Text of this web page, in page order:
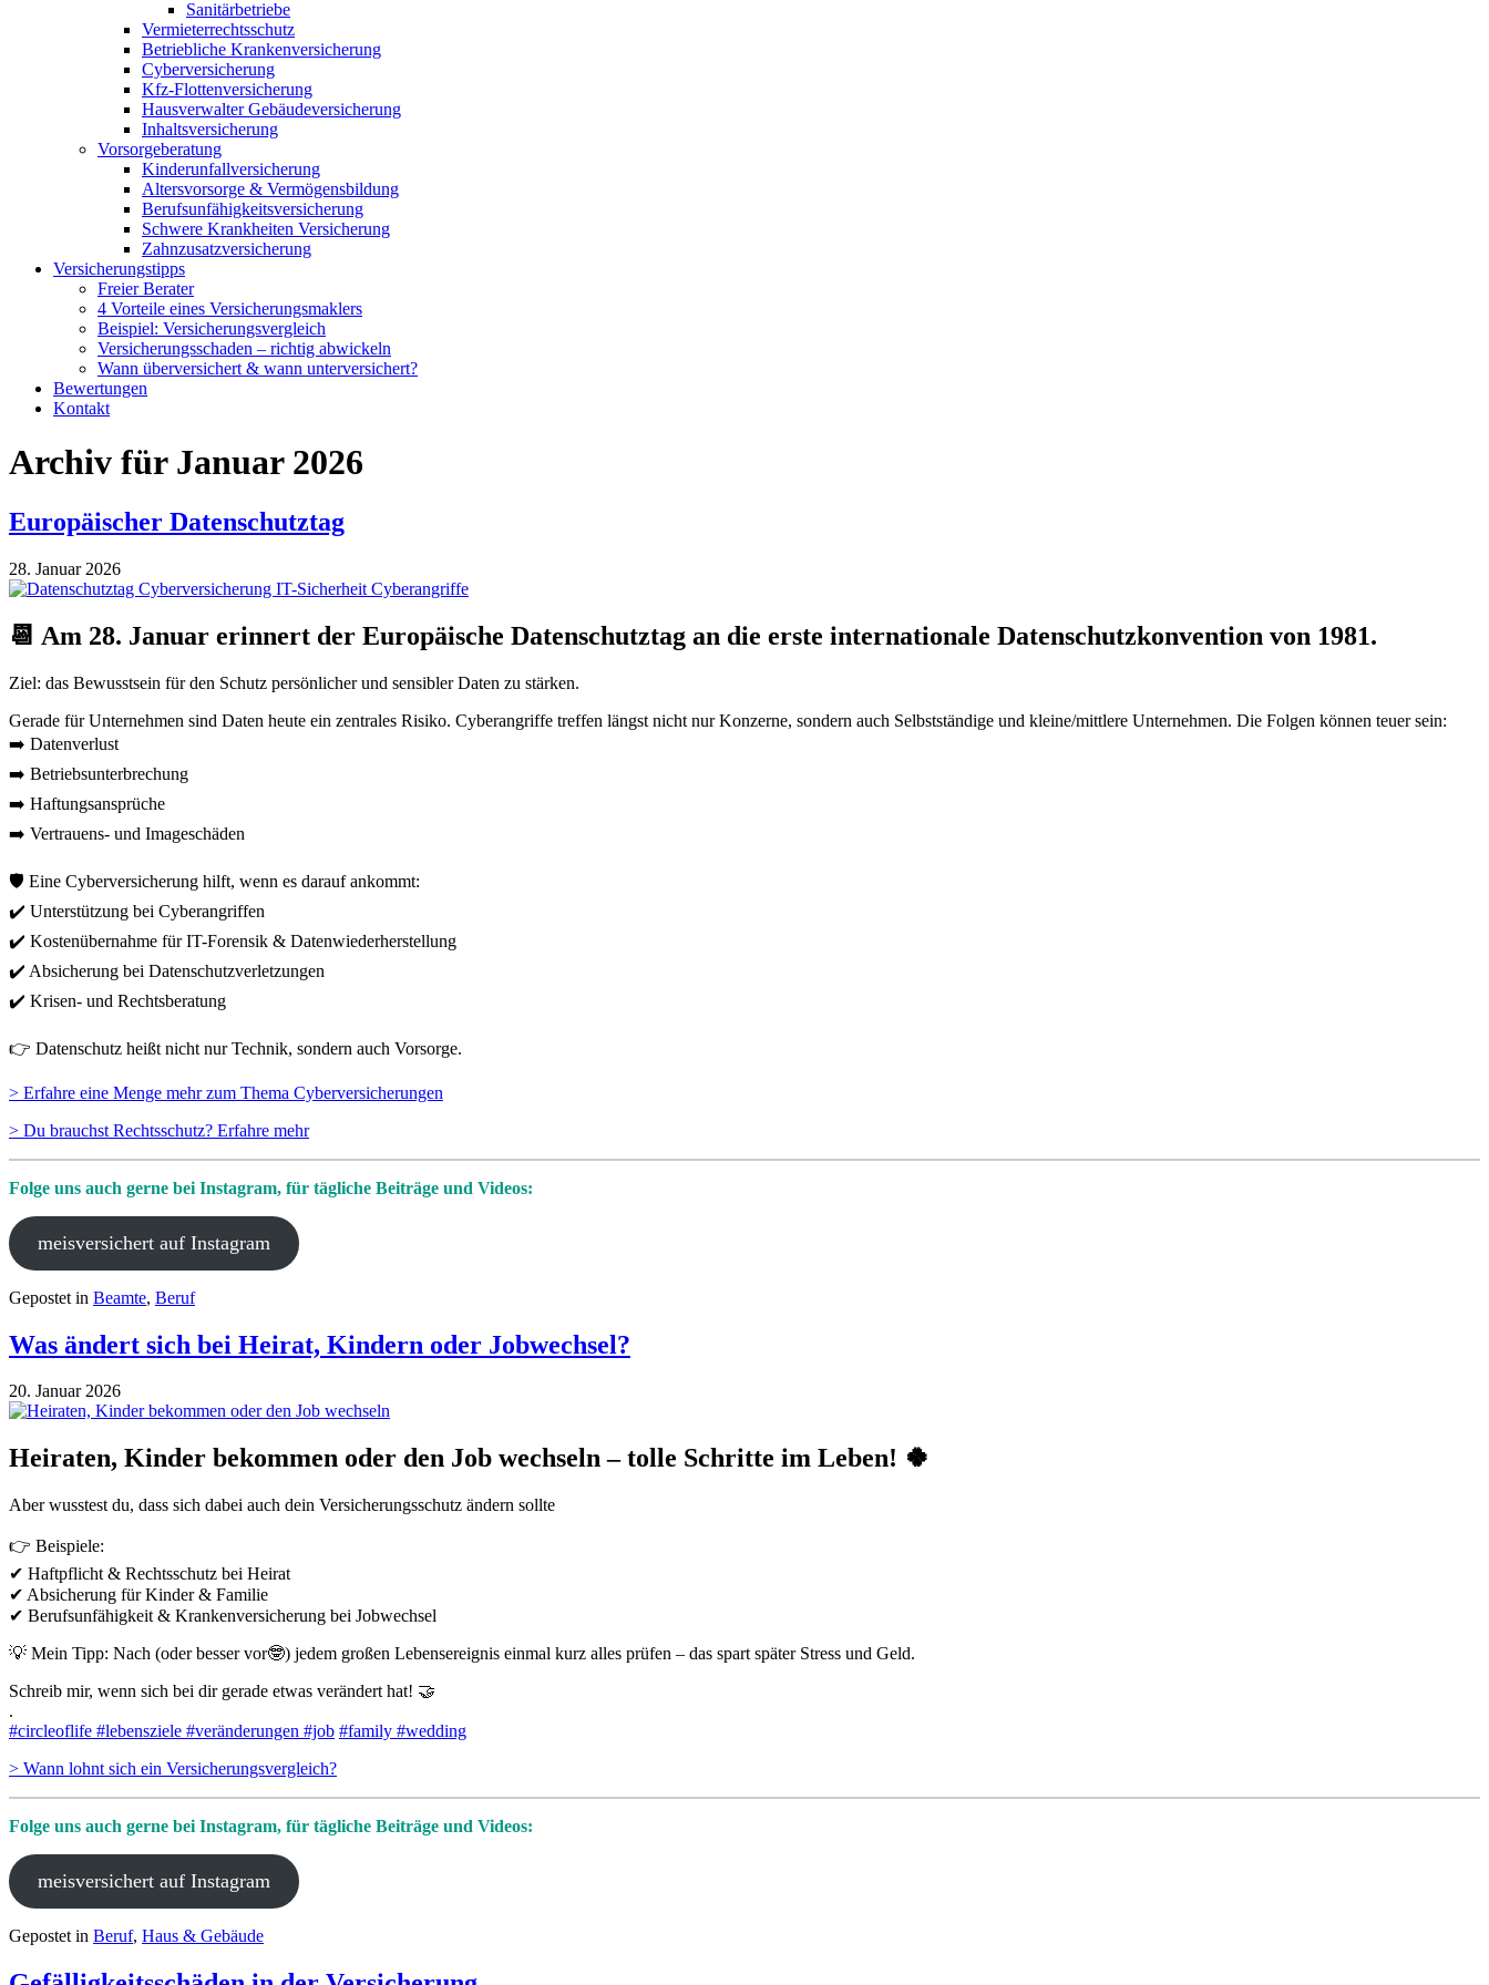
Sanitärbetriebe
Vermieterrechtsschutz
Betriebliche Krankenversicherung
Cyberversicherung
Kfz-Flottenversicherung
Hausverwalter Gebäudeversicherung
Inhaltsversicherung
Vorsorgeberatung
Kinderunfallversicherung
Altersvorsorge & Vermögensbildung
Berufsunfähigkeitsversicherung
Schwere Krankheiten Versicherung
Zahnzusatzversicherung
Versicherungstipps
Freier Berater
4 Vorteile eines Versicherungsmaklers
Beispiel: Versicherungsvergleich
Versicherungsschaden – richtig abwickeln
Wann überversichert & wann unterversichert?
Bewertungen
Kontakt
Archiv für Januar 2026
Europäischer Datenschutztag
28. Januar 2026
📆 Am 28. Januar erinnert der Europäische Datenschutztag an die erste internationale Datenschutzkonvention von 1981.
Ziel: das Bewusstsein für den Schutz persönlicher und sensibler Daten zu stärken.
Gerade für Unternehmen sind Daten heute ein zentrales Risiko. Cyberangriffe treffen längst nicht nur Konzerne, sondern auch Selbstständige und kleine/mittlere Unternehmen. Die Folgen können teuer sein:
➡️ Datenverlust
➡️ Betriebsunterbrechung
➡️ Haftungsansprüche
➡️ Vertrauens- und Imageschäden
🛡️ Eine Cyberversicherung hilft, wenn es darauf ankommt:
✔️ Unterstützung bei Cyberangriffen
✔️ Kostenübernahme für IT-Forensik & Datenwiederherstellung
✔️ Absicherung bei Datenschutzverletzungen
✔️ Krisen- und Rechtsberatung
👉 Datenschutz heißt nicht nur Technik, sondern auch Vorsorge.
> Erfahre eine Menge mehr zum Thema Cyberversicherungen
> Du brauchst Rechtsschutz? Erfahre mehr
Folge uns auch gerne bei Instagram, für tägliche Beiträge und Videos:
meisversichert auf Instagram
Gepostet in Beamte, Beruf
Was ändert sich bei Heirat, Kindern oder Jobwechsel?
20. Januar 2026
Heiraten, Kinder bekommen oder den Job wechseln – tolle Schritte im Leben! 🍀
Aber wusstest du, dass sich dabei auch dein Versicherungsschutz ändern sollte
👉 Beispiele:
✔ Haftpflicht & Rechtsschutz bei Heirat
✔ Absicherung für Kinder & Familie
✔ Berufsunfähigkeit & Krankenversicherung bei Jobwechsel
💡 Mein Tipp: Nach (oder besser vor🤓) jedem großen Lebensereignis einmal kurz alles prüfen – das spart später Stress und Geld.
Schreib mir, wenn sich bei dir gerade etwas verändert hat! 🤝
.
#circleoflife #lebensziele #veränderungen #job #family #wedding
> Wann lohnt sich ein Versicherungsvergleich?
Folge uns auch gerne bei Instagram, für tägliche Beiträge und Videos:
meisversichert auf Instagram
Gepostet in Beruf, Haus & Gebäude